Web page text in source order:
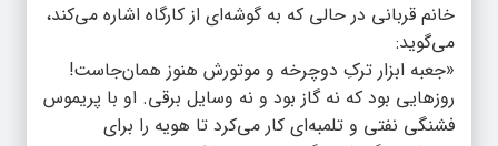
خانم قربانی در حالی که به گوشه‌ای از کارگاه اشاره می‌کند،
می‌گوید:
«جعبه ابزار ترکِ دوچرخه و موتورش هنوز همان‌جاست!
روزهایی بود که نه گاز بود و نه وسایل برقی. او با پریموس
فشنگی نفتی و تلمبه‌ای کار می‌کرد تا هویه را برای